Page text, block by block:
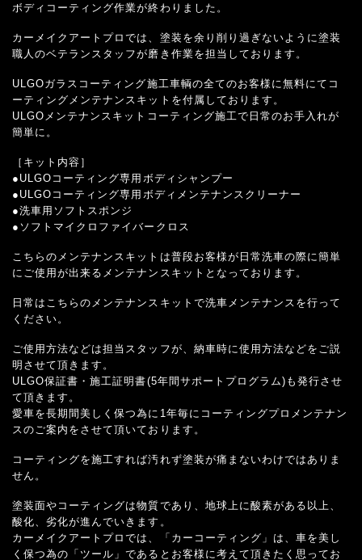
ボディコーティング作業が終わりました。
カーメイクアートプロでは、塗装を余り削り過ぎないように塗装
職人のベテランスタッフが磨き作業を担当しております。
ULGOガラスコーティング施工車輌の全てのお客様に無料にてコ
ーティングメンテナンスキットを付属しております。
ULGOメンテナンスキットコーティング施工で日常のお手入れが
簡単に。
［キット内容］
●ULGOコーティング専用ボディシャンプー
●ULGOコーティング専用ボディメンテナンスクリーナー
●洗車用ソフトスポンジ
●ソフトマイクロファイバークロス
こちらのメンテナンスキットは普段お客様が日常洗車の際に簡単
にご使用が出来るメンテナンスキットとなっております。
日常はこちらのメンテナンスキットで洗車メンテナンスを行って
ください。
ご使用方法などは担当スタッフが、納車時に使用方法などをご説
明させて頂きます。
ULGO保証書・施工証明書(5年間サポートプログラム)も発行させ
て頂きます。
愛車を長期間美しく保つ為に1年毎にコーティングプロメンテナン
スのご案内をさせて頂いております。
コーティングを施工すれば汚れず塗装が痛まないわけではありま
せん。
塗装面やコーティングは物質であり、地球上に酸素がある以上、
酸化、劣化が進んでいきます。
カーメイクアートプロでは、「カーコーティング」は、車を美し
く保つ為の「ツール」であるとお客様に考えて頂きたく思ってお